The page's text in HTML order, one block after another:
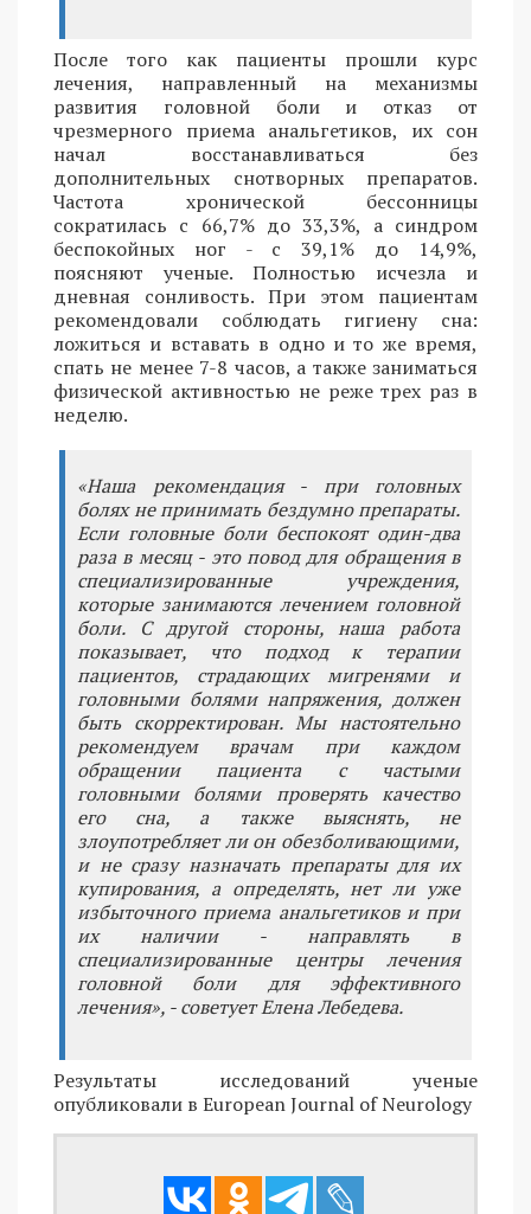
После того как пациенты прошли курс
лечения, направленный на механизмы
развития головной боли и отказ от
чрезмерного приема анальгетиков, их сон
начал восстанавливаться без
дополнительных снотворных препаратов.
Частота хронической бессонницы
сократилась с 66,7% до 33,3%, а синдром
беспокойных ног - с 39,1% до 14,9%,
поясняют ученые. Полностью исчезла и
дневная сонливость. При этом пациентам
рекомендовали соблюдать гигиену сна:
ложиться и вставать в одно и то же время,
спать не менее 7-8 часов, а также заниматься
физической активностью не реже трех раз в
неделю.
«Наша рекомендация - при головных
болях не принимать бездумно препараты.
Если головные боли беспокоят один-два
раза в месяц - это повод для обращения в
специализированные учреждения,
которые занимаются лечением головной
боли. С другой стороны, наша работа
показывает, что подход к терапии
пациентов, страдающих мигренями и
головными болями напряжения, должен
быть скорректирован. Мы настоятельно
рекомендуем врачам при каждом
обращении пациента с частыми
головными болями проверять качество
его сна, а также выяснять, не
злоупотребляет ли он обезболивающими,
и не сразу назначать препараты для их
купирования, а определять, нет ли уже
избыточного приема анальгетиков и при
их наличии - направлять в
специализированные центры лечения
головной боли для эффективного
лечения», - советует Елена Лебедева.
Результаты исследований ученые
опубликовали в European Journal of Neurology